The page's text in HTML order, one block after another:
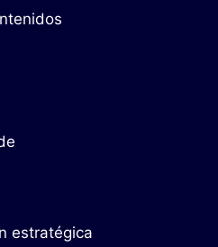
estratégica